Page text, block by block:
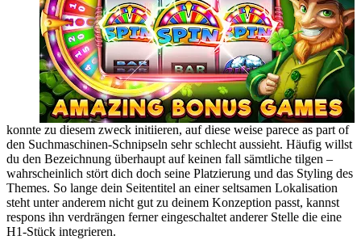
konnte zu diesem zweck initiieren, auf diese weise parece as part of
den Suchmaschinen-Schnipseln sehr schlecht aussieht. Häufig willst
du den Bezeichnung überhaupt auf keinen fall sämtliche tilgen –
wahrscheinlich stört dich doch seine Platzierung und das Styling des
Themes. So lange dein Seitentitel an einer seltsamen Lokalisation
steht unter anderem nicht gut zu deinem Konzeption passt, kannst
respons ihn verdrängen ferner eingeschaltet anderer Stelle die eine
H1-Stück integrieren.